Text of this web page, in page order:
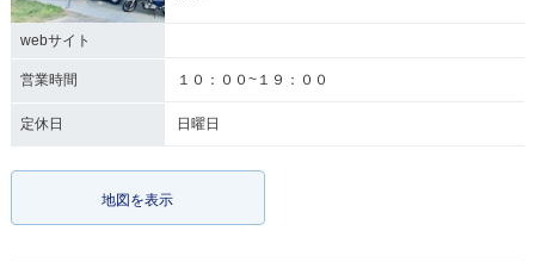
webサイト
営業時間 １０：００~１９：００
定休日 日曜日
地図を表示